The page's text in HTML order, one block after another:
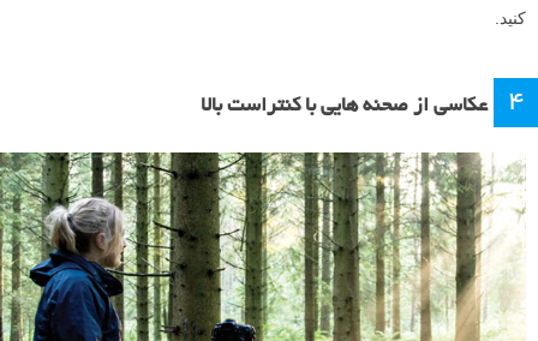
کنید.
۴ عکاسی از صحنه هایی با کنتراست بالا